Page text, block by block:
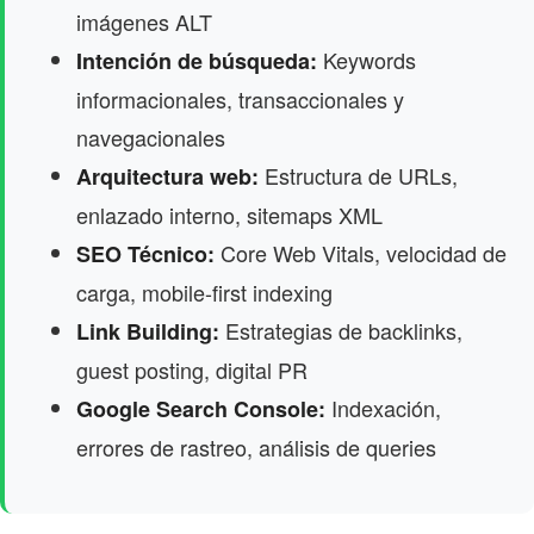
imágenes ALT
Intención de búsqueda: Keywords
informacionales, transaccionales y
navegacionales
Arquitectura web: Estructura de URLs,
enlazado interno, sitemaps XML
SEO Técnico: Core Web Vitals, velocidad de
carga, mobile-first indexing
Link Building: Estrategias de backlinks,
guest posting, digital PR
Google Search Console: Indexación,
errores de rastreo, análisis de queries